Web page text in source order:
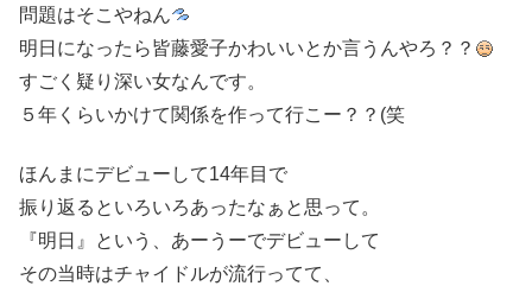
問題はそこやねん
明日になったら皆藤愛子かわいいとか言うんやろ？？
すごく疑り深い女なんです。
５年くらいかけて関係を作って行こー？？(笑
ほんまにデビューして14年目で
振り返るといろいろあったなぁと思って。
『明日』という、あーうーでデビューして
その当時はチャイドルが流行ってて、